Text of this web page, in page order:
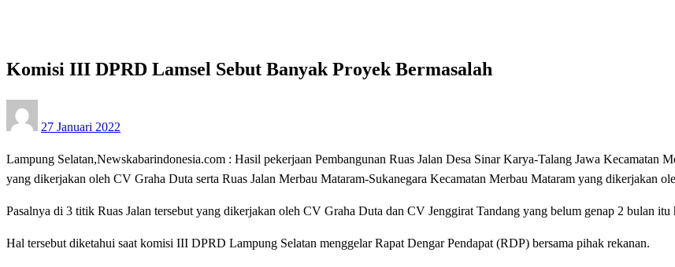
Komisi III DPRD Lamsel Sebut Banyak Proyek Bermasalah
on
27 Januari 2022
Lampung Selatan,Newskabarindonesia.com : Hasil pekerjaan Pembangunan Ruas Jalan Desa Sinar Karya-Talang Jawa Kecamatan
yang dikerjakan oleh CV Graha Duta serta Ruas Jalan Merbau Mataram-Sukanegara Kecamatan Merbau Mataram yang dikerjakan
Pasalnya di 3 titik Ruas Jalan tersebut yang dikerjakan oleh CV Graha Duta dan CV Jenggirat Tandang yang belum genap 2 bulan itu
Hal tersebut diketahui saat komisi III DPRD Lampung Selatan menggelar Rapat Dengar Pendapat (RDP) bersama pihak rekanan.